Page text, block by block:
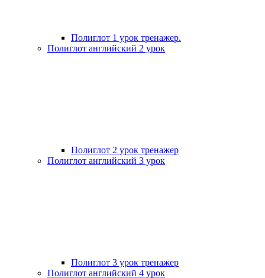
Полиглот 1 урок тренажер.
Полиглот английский 2 урок
Полиглот 2 урок тренажер
Полиглот английский 3 урок
Полиглот 3 урок тренажер
Полиглот английский 4 урок